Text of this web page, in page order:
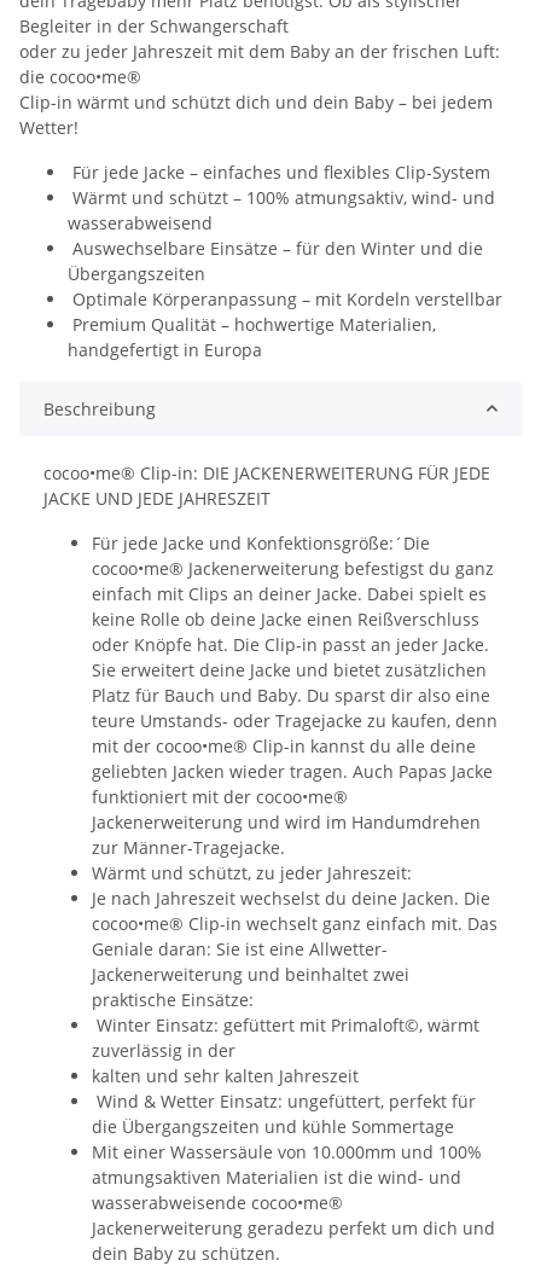
Begleiter in der Schwangerschaft
oder zu jeder Jahreszeit mit dem Baby an der frischen Luft:
die cocoo•me®
Clip-in wärmt und schützt dich und dein Baby – bei jedem
Wetter!
Für jede Jacke – einfaches und flexibles Clip-System
Wärmt und schützt – 100% atmungsaktiv, wind- und
wasserabweisend
Auswechselbare Einsätze – für den Winter und die
Übergangszeiten
Optimale Körperanpassung – mit Kordeln verstellbar
Premium Qualität – hochwertige Materialien,
handgefertigt in Europa
Beschreibung
cocoo•me® Clip-in: DIE JACKENERWEITERUNG FÜR JEDE
JACKE UND JEDE JAHRESZEIT
Für jede Jacke und Konfektionsgröße:´Die
cocoo•me® Jackenerweiterung befestigst du ganz
einfach mit Clips an deiner Jacke. Dabei spielt es
keine Rolle ob deine Jacke einen Reißverschluss
oder Knöpfe hat. Die Clip-in passt an jeder Jacke.
Sie erweitert deine Jacke und bietet zusätzlichen
Platz für Bauch und Baby. Du sparst dir also eine
teure Umstands- oder Tragejacke zu kaufen, denn
mit der cocoo•me® Clip-in kannst du alle deine
geliebten Jacken wieder tragen. Auch Papas Jacke
funktioniert mit der cocoo•me®
Jackenerweiterung und wird im Handumdrehen
zur Männer-Tragejacke.
Wärmt und schützt, zu jeder Jahreszeit:
Je nach Jahreszeit wechselst du deine Jacken. Die
cocoo•me® Clip-in wechselt ganz einfach mit. Das
Geniale daran: Sie ist eine Allwetter-
Jackenerweiterung und beinhaltet zwei
praktische Einsätze:
Winter Einsatz: gefüttert mit Primaloft©, wärmt
zuverlässig in der
kalten und sehr kalten Jahreszeit
Wind & Wetter Einsatz: ungefüttert, perfekt für
die Übergangszeiten und kühle Sommertage
Mit einer Wassersäule von 10.000mm und 100%
atmungsaktiven Materialien ist die wind- und
wasserabweisende cocoo•me®
Jackenerweiterung geradezu perfekt um dich und
dein Baby zu schützen.